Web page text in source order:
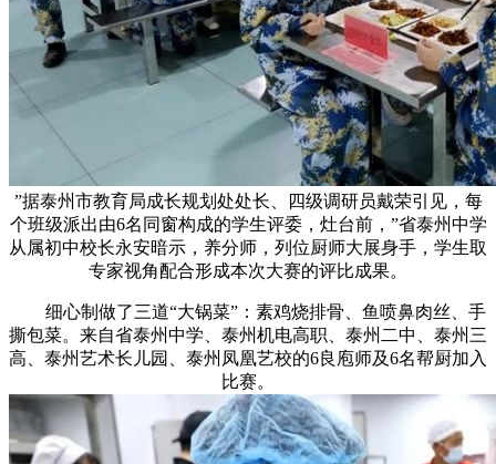
”据泰州市教育局成长规划处处长、四级调研员戴荣引见，每
个班级派出由6名同窗构成的学生评委，灶台前，”省泰州中学
从属初中校长永安暗示，养分师，列位厨师大展身手，学生取
专家视角配合形成本次大赛的评比成果。
细心制做了三道“大锅菜”：素鸡烧排骨、鱼喷鼻肉丝、手
撕包菜。来自省泰州中学、泰州机电高职、泰州二中、泰州三
高、泰州艺术长儿园、泰州凤凰艺校的6良庖师及6名帮厨加入
比赛。